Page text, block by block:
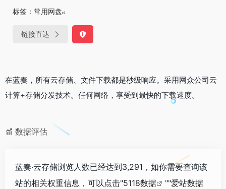
标签： 常用网盘
链接直达
在蓝奏，所有云存储、文件下载都是秒级响应。采用网众公司云
计算+存储分发技术。任何网络，享受到最快的下载速度。
数据评估
蓝奏·云存储浏览人数已经达到3,291，如你需要查询该
站的相关权重信息，可以点击"5118数据 ""爱站数据